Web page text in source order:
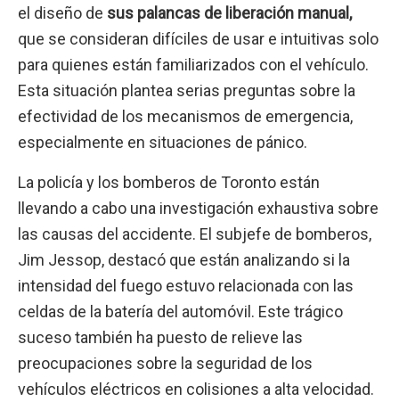
el diseño de sus palancas de liberación manual,
que se consideran difíciles de usar e intuitivas solo
para quienes están familiarizados con el vehículo.
Esta situación plantea serias preguntas sobre la
efectividad de los mecanismos de emergencia,
especialmente en situaciones de pánico.
La policía y los bomberos de Toronto están
llevando a cabo una investigación exhaustiva sobre
las causas del accidente. El subjefe de bomberos,
Jim Jessop, destacó que están analizando si la
intensidad del fuego estuvo relacionada con las
celdas de la batería del automóvil. Este trágico
suceso también ha puesto de relieve las
preocupaciones sobre la seguridad de los
vehículos eléctricos en colisiones a alta velocidad.